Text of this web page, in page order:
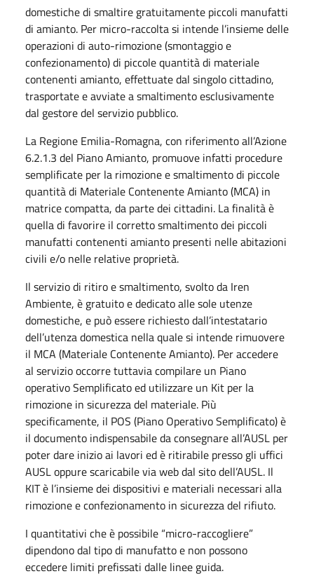
domestiche di smaltire gratuitamente piccoli manufatti
di amianto. Per micro-raccolta si intende l’insieme delle
operazioni di auto-rimozione (smontaggio e
confezionamento) di piccole quantità di materiale
contenenti amianto, effettuate dal singolo cittadino,
trasportate e avviate a smaltimento esclusivamente
dal gestore del servizio pubblico.
La Regione Emilia-Romagna, con riferimento all’Azione
6.2.1.3 del Piano Amianto, promuove infatti procedure
semplificate per la rimozione e smaltimento di piccole
quantità di Materiale Contenente Amianto (MCA) in
matrice compatta, da parte dei cittadini. La finalità è
quella di favorire il corretto smaltimento dei piccoli
manufatti contenenti amianto presenti nelle abitazioni
civili e/o nelle relative proprietà.
Il servizio di ritiro e smaltimento, svolto da Iren
Ambiente, è gratuito e dedicato alle sole utenze
domestiche, e può essere richiesto dall’intestatario
dell’utenza domestica nella quale si intende rimuovere
il MCA (Materiale Contenente Amianto). Per accedere
al servizio occorre tuttavia compilare un Piano
operativo Semplificato ed utilizzare un Kit per la
rimozione in sicurezza del materiale. Più
specificamente, il POS (Piano Operativo Semplificato) è
il documento indispensabile da consegnare all’AUSL per
poter dare inizio ai lavori ed è ritirabile presso gli uffici
AUSL oppure scaricabile via web dal sito dell’AUSL. Il
KIT è l’insieme dei dispositivi e materiali necessari alla
rimozione e confezionamento in sicurezza del rifiuto.
I quantitativi che è possibile “micro-raccogliere”
dipendono dal tipo di manufatto e non possono
eccedere limiti prefissati dalle linee guida.